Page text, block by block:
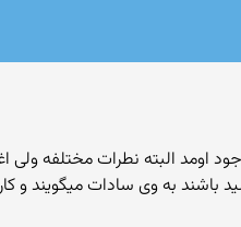
اومد البته نطرات مختلفه ولی
باشند به وی سادات